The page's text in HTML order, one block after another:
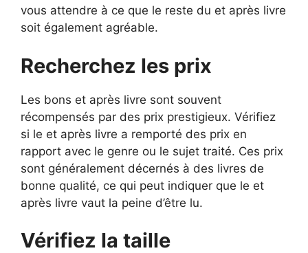
vous attendre à ce que le reste du et après livre
soit également agréable.
Recherchez les prix
Les bons et après livre sont souvent
récompensés par des prix prestigieux. Vérifiez
si le et après livre a remporté des prix en
rapport avec le genre ou le sujet traité. Ces prix
sont généralement décernés à des livres de
bonne qualité, ce qui peut indiquer que le et
après livre vaut la peine d’être lu.
Vérifiez la taille